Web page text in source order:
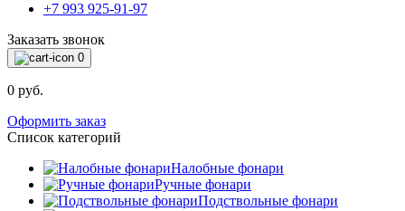
+7 993 925-91-97
Заказать звонок
0
0 руб.
Оформить заказ
Список категорий
Налобные фонари
Ручные фонари
Подствольные фонари